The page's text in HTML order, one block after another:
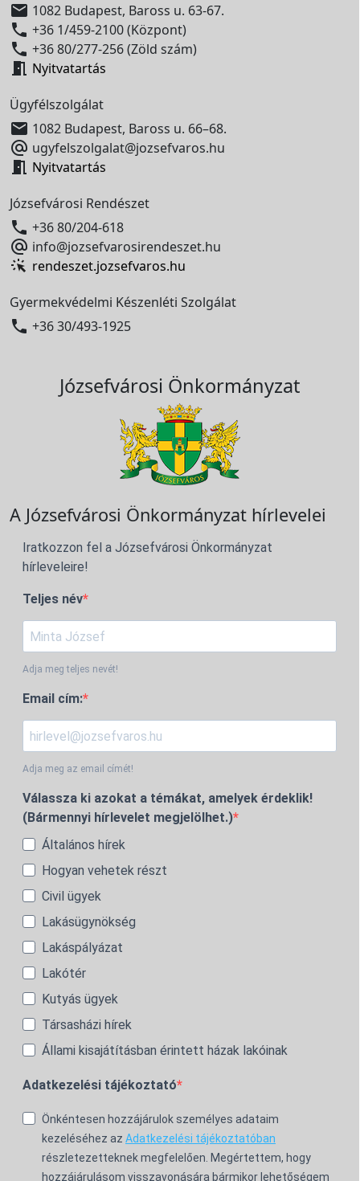
 1082 Budapest, Baross u. 63-67.
 +36 1/459-2100 (Központ)
 +36 80/277-256 (Zöld szám)
 Nyitvatartás
Ügyfélszolgálat
 1082 Budapest, Baross u. 66–68.
 ugyfelszolgalat@jozsefvaros.hu
 Nyitvatartás
Józsefvárosi Rendészet
 +36 80/204-618
 info@jozsefvarosirendeszet.hu
rendeszet.jozsefvaros.hu
Gyermekvédelmi Készenléti Szolgálat
 +36 30/493-1925
Józsefvárosi Önkormányzat
A Józsefvárosi Önkormányzat hírlevelei
Iratkozzon fel a Józsefvárosi Önkormányzat
hírleveleire!
Teljes név
Adja meg teljes nevét!
Email cím:
Adja meg az email címét!
Válassza ki azokat a témákat, amelyek érdeklik!
(Bármennyi hírlevelet megjelölhet.)
Általános hírek
Hogyan vehetek részt
Civil ügyek
Lakásügynökség
Lakáspályázat
Lakótér
Kutyás ügyek
Társasházi hírek
Állami kisajátításban érintett házak lakóinak
Adatkezelési tájékoztató
Önkéntesen hozzájárulok személyes adataim
kezeléséhez az Adatkezelési tájékoztatóban
részletezetteknek megfelelően. Megértettem, hogy
hozzájárulásom visszavonására bármikor lehetőségem